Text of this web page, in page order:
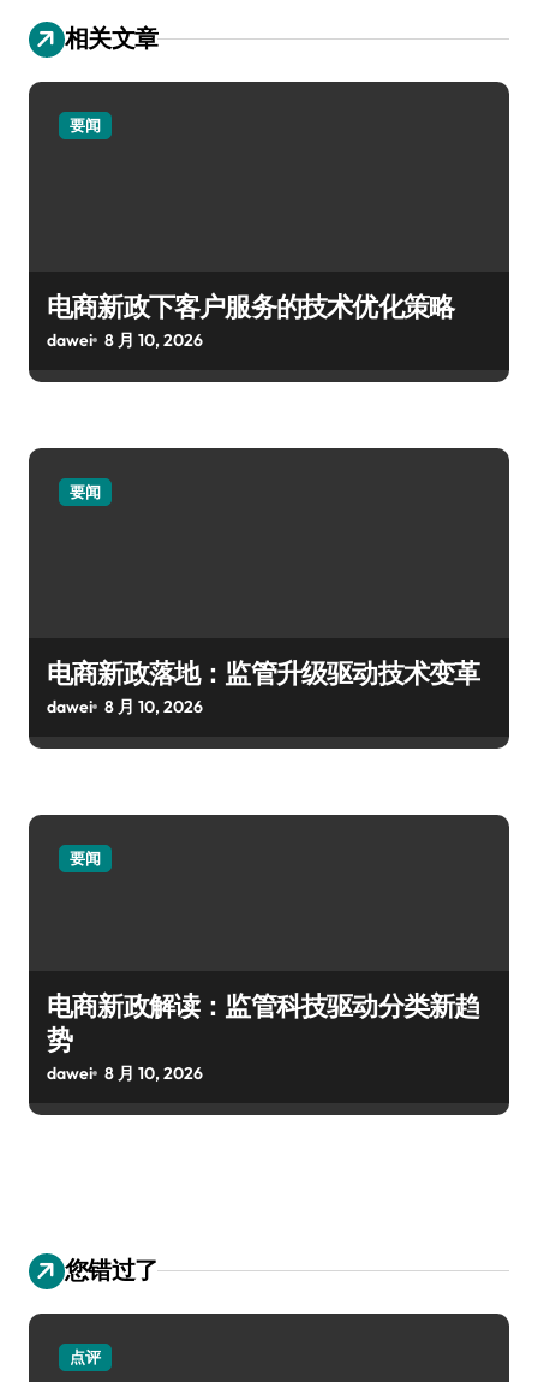
相关文章
要闻
电商新政下客户服务的技术优化策略
dawei 8 月 10, 2026
要闻
电商新政落地：监管升级驱动技术变革
dawei 8 月 10, 2026
要闻
电商新政解读：监管科技驱动分类新趋
势
dawei 8 月 10, 2026
您错过了
点评